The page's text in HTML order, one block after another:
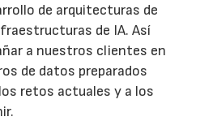
de arquitecturas de
de IA. Así
a nuestros clientes en
de datos preparados
retos actuales y a los